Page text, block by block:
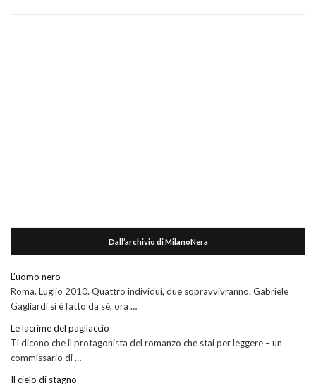
Dall’archivio di MilanoNera
L’uomo nero
Roma. Luglio 2010. Quattro individui, due sopravvivranno. Gabriele
Gagliardi si è fatto da sé, ora …
Le lacrime del pagliaccio
Ti dicono che il protagonista del romanzo che stai per leggere – un
commissario di …
Il cielo di stagno